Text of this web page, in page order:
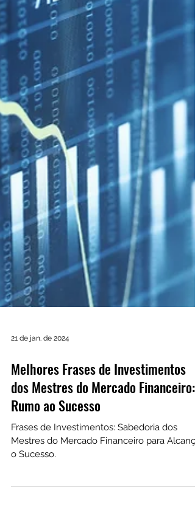
Melhores Frases de Investimentos
dos Mestres do Mercado Financeiro:
Rumo ao Sucesso
Frases de Investimentos: Sabedoria dos